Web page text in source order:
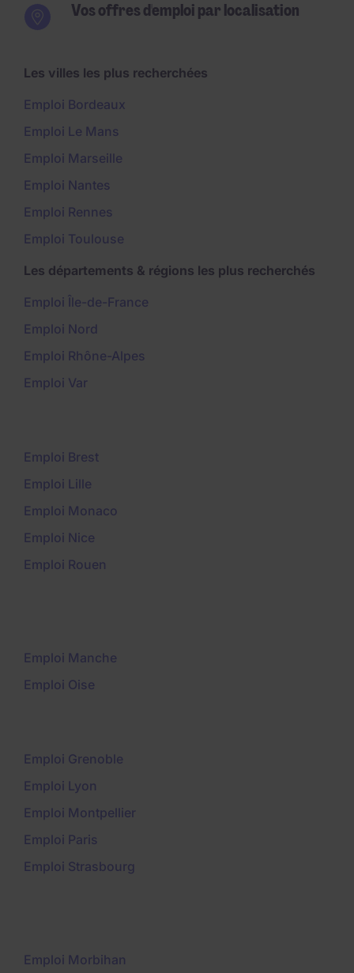
Vos offres d'emploi par localisation
Les villes les plus recherchées
Emploi Bordeaux
Emploi Le Mans
Emploi Marseille
Emploi Nantes
Emploi Rennes
Emploi Toulouse
Les départements & régions les plus recherchés
Emploi Île-de-France
Emploi Nord
Emploi Rhône-Alpes
Emploi Var
Emploi Brest
Emploi Lille
Emploi Monaco
Emploi Nice
Emploi Rouen
Emploi Manche
Emploi Oise
Emploi Grenoble
Emploi Lyon
Emploi Montpellier
Emploi Paris
Emploi Strasbourg
Emploi Morbihan